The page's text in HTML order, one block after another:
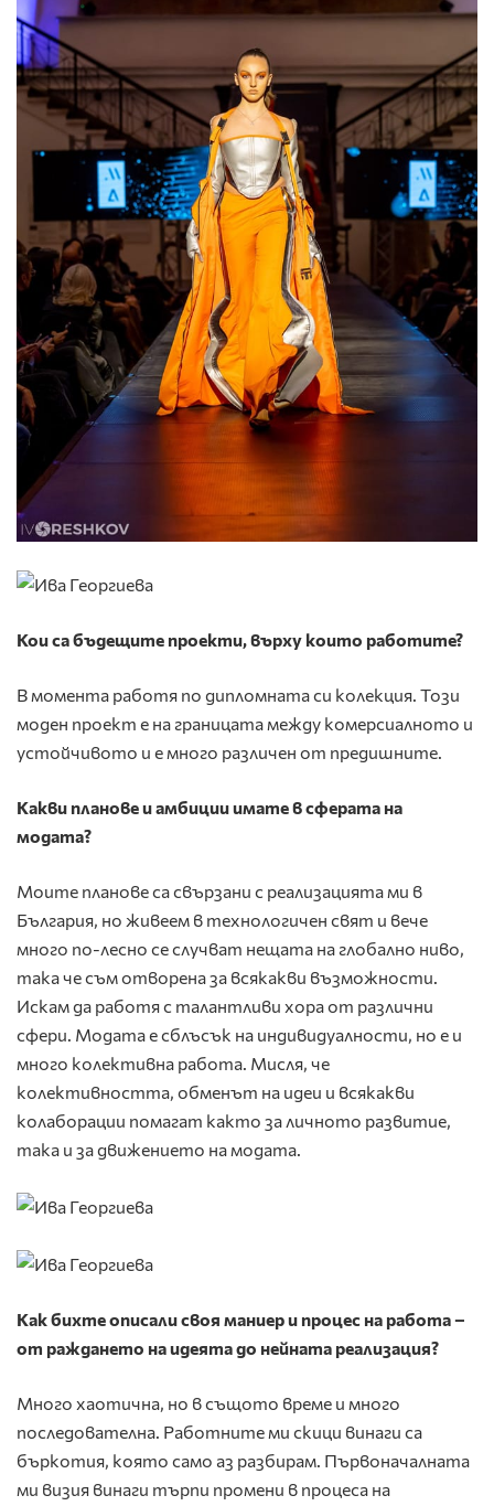
Кои са бъдещите проекти, върху които работите?
В момента работя по дипломната си колекция. Този
моден проект е на границата между комерсиалното и
устойчивото и е много различен от предишните.
Какви планове и амбиции имате в сферата на
модата?
Моите планове са свързани с реализацията ми в
България, но живеем в технологичен свят и вече
много по-лесно се случват нещата на глобално ниво,
така че съм отворена за всякакви възможности.
Искам да работя с талантливи хора от различни
сфери. Модата е сблъсък на индивидуалности, но е и
много колективна работа. Мисля, че
колективността, обменът на идеи и всякакви
колаборации помагат както за личното развитие,
така и за движението на модата.
Как бихте описали своя маниер и процес на работа –
от раждането на идеята до нейната реализация?
Много хаотична, но в същото време и много
последователна. Работните ми скици винаги са
бъркотия, която само аз разбирам. Първоначалната
ми визия винаги търпи промени в процеса на